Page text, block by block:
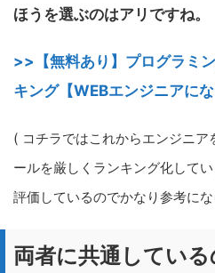
ほうを選ぶのはアリですね。
>>【無料あり】プログラミ
キング【WEBエンジニアにな
( コチラではこれからエンジニア
ールを厳しくランキング化して
評価しているのでかなり参考に
両者に共通してい